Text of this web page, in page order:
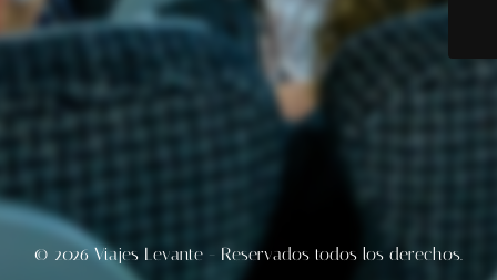
© 2026 Viajes Levante - Reservados todos los derechos.